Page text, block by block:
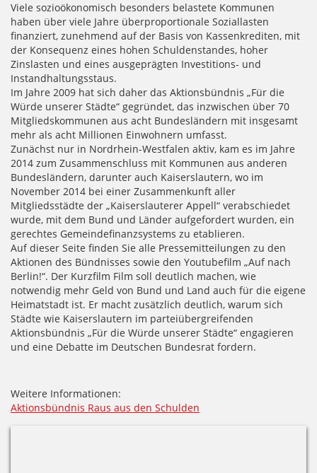
Viele sozioökonomisch besonders belastete Kommunen
haben über viele Jahre überproportionale Soziallasten
finanziert, zunehmend auf der Basis von Kassenkrediten, mit
der Konsequenz eines hohen Schuldenstandes, hoher
Zinslasten und eines ausgeprägten Investitions- und
Instandhaltungsstaus.
Im Jahre 2009 hat sich daher das Aktionsbündnis „Für die
Würde unserer Städte“ gegründet, das inzwischen über 70
Mitgliedskommunen aus acht Bundesländern mit insgesamt
mehr als acht Millionen Einwohnern umfasst.
Zunächst nur in Nordrhein-Westfalen aktiv, kam es im Jahre
2014 zum Zusammenschluss mit Kommunen aus anderen
Bundesländern, darunter auch Kaiserslautern, wo im
November 2014 bei einer Zusammenkunft aller
Mitgliedsstädte der „Kaiserslauterer Appell“ verabschiedet
wurde, mit dem Bund und Länder aufgefordert wurden, ein
gerechtes Gemeindefinanzsystems zu etablieren.
Auf dieser Seite finden Sie alle Pressemitteilungen zu den
Aktionen des Bündnisses sowie den Youtubefilm „Auf nach
Berlin!“. Der Kurzfilm Film soll deutlich machen, wie
notwendig mehr Geld von Bund und Land auch für die eigene
Heimatstadt ist. Er macht zusätzlich deutlich, warum sich
Städte wie Kaiserslautern im parteiübergreifenden
Aktionsbündnis „Für die Würde unserer Städte“ engagieren
und eine Debatte im Deutschen Bundesrat fordern.
Weitere Informationen:
Aktionsbündnis Raus aus den Schulden